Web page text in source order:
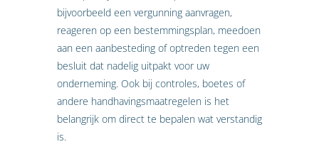
bijvoorbeeld een vergunning aanvragen,
reageren op een bestemmingsplan, meedoen
aan een aanbesteding of optreden tegen een
besluit dat nadelig uitpakt voor uw
onderneming. Ook bij controles, boetes of
andere handhavingsmaatregelen is het
belangrijk om direct te bepalen wat verstandig
is.